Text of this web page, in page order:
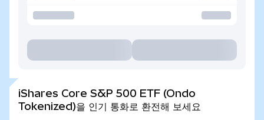
iShares Core S&P 500 ETF (Ondo
Tokenized)을 인기 통화로 환전해 보세요